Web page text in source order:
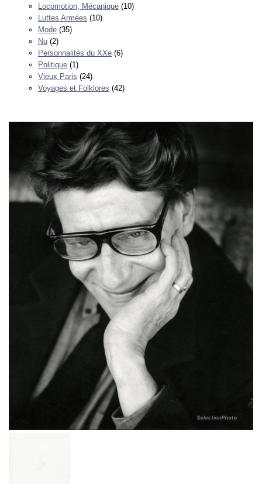
Locomotion, Mécanique (10)
Luttes Armées (10)
Mode (35)
Nu (2)
Personnalités du XXe (6)
Politique (1)
Vieux Paris (24)
Voyages et Folklores (42)